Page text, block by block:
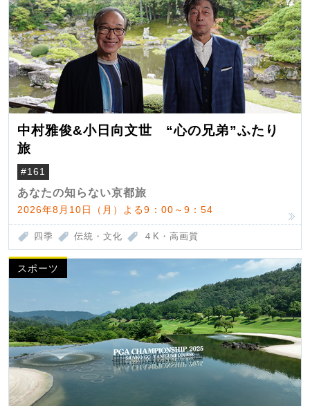
中村雅俊&小日向文世 “心の兄弟”ふたり
旅
#161
あなたの知らない京都旅
2026年8月10日（月）よる9：00～9：54
四季 伝統・文化 ４K・高画質
スポーツ